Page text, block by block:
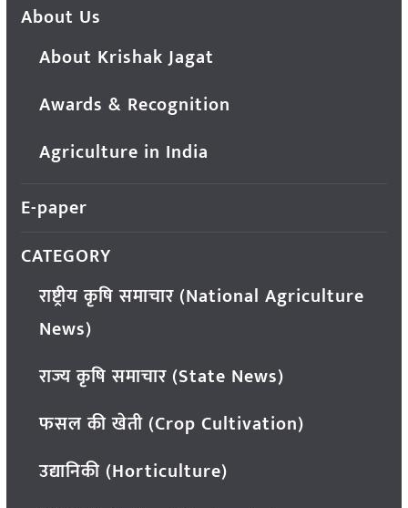
About Us
About Krishak Jagat
Awards & Recognition
Agriculture in India
E-paper
CATEGORY
राष्ट्रीय कृषि समाचार (National Agriculture
News)
राज्य कृषि समाचार (State News)
फसल की खेती (Crop Cultivation)
उद्यानिकी (Horticulture)